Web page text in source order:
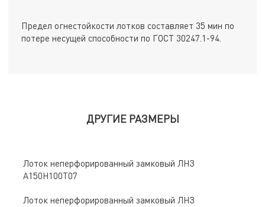
Предел огнестойкости лотков составляет 35 мин по
потере несущей способности по ГОСТ 30247.1-94.
ДРУГИЕ РАЗМЕРЫ
Лоток неперфорированный замковый ЛНЗ
A150Н100Т07
Лоток неперфорированный замковый ЛНЗ